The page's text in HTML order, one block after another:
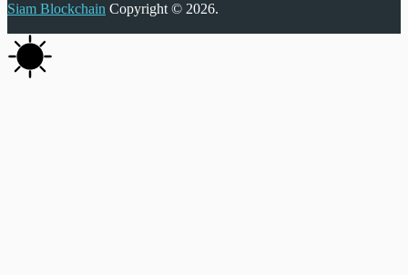
Siam Blockchain Copyright © 2026.